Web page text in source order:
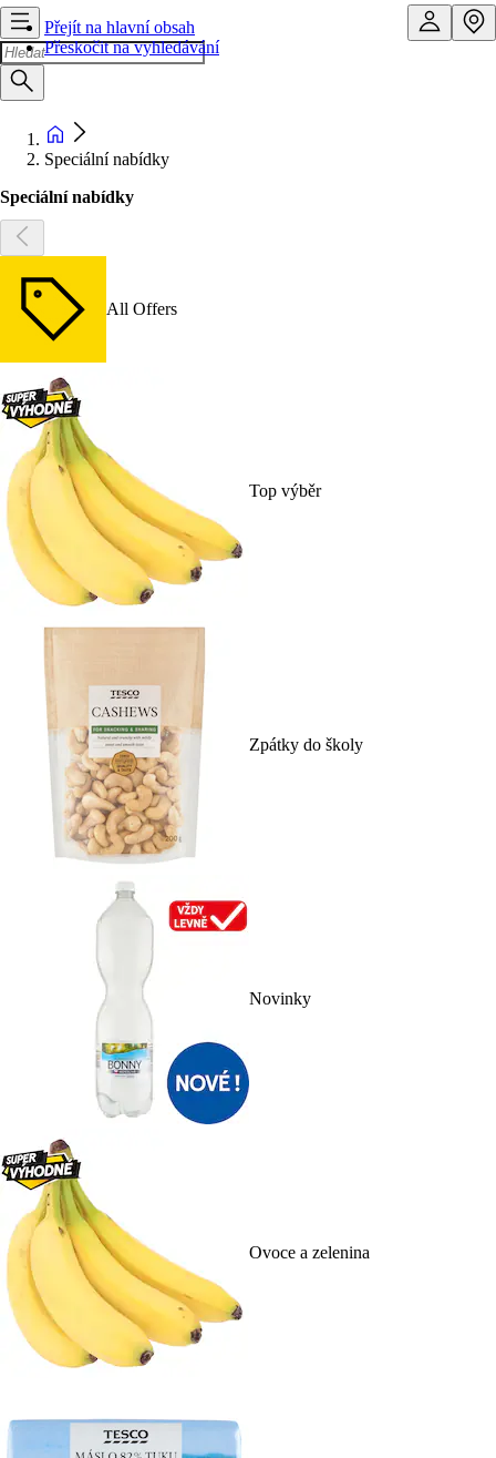
Přejít na hlavní obsah
Přeskočit na vyhledávání
Speciální nabídky
Speciální nabídky
All Offers
Top výběr
Zpátky do školy
Novinky
Ovoce a zelenina